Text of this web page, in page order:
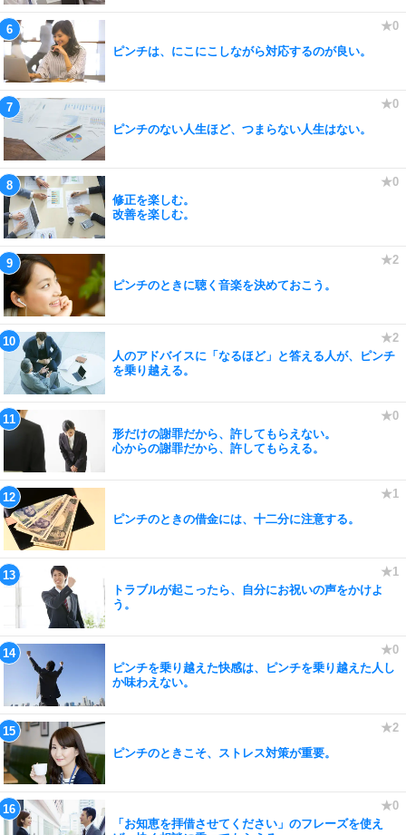
ピンチは、にこにこしながら対応するのが良い。
ピンチのない人生ほど、つまらない人生はない。
修正を楽しむ。
改善を楽しむ。
ピンチのときに聴く音楽を決めておこう。
人のアドバイスに「なるほど」と答える人が、ピンチ
を乗り越える。
形だけの謝罪だから、許してもらえない。
心からの謝罪だから、許してもらえる。
ピンチのときの借金には、十二分に注意する。
トラブルが起こったら、自分にお祝いの声をかけよ
う。
ピンチを乗り越えた快感は、ピンチを乗り越えた人し
か味わえない。
ピンチのときこそ、ストレス対策が重要。
「お知恵を拝借させてください」のフレーズを使え